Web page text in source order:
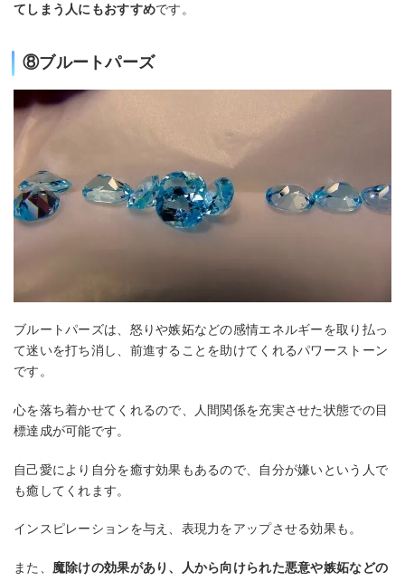
てしまう人にもおすすめです。
⑧ブルートパーズ
ブルートパーズは、怒りや嫉妬などの感情エネルギーを取り払っ
て迷いを打ち消し、前進することを助けてくれるパワーストーン
です。
心を落ち着かせてくれるので、人間関係を充実させた状態での目
標達成が可能です。
自己愛により自分を癒す効果もあるので、自分が嫌いという人で
も癒してくれます。
インスピレーションを与え、表現力をアップさせる効果も。
また、 魔除けの効果があり、人から向けられた悪意や嫉妬などの